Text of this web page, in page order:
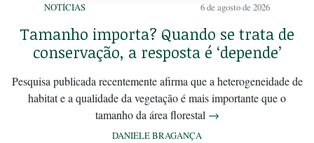
NOTÍCIAS 6 de agosto de 2026
Tamanho importa? Quando se trata de
conservação, a resposta é ‘depende’
Pesquisa publicada recentemente afirma que a heterogeneidade de
habitat e a qualidade da vegetação é mais importante que o
tamanho da área florestal →
DANIELE BRAGANÇA